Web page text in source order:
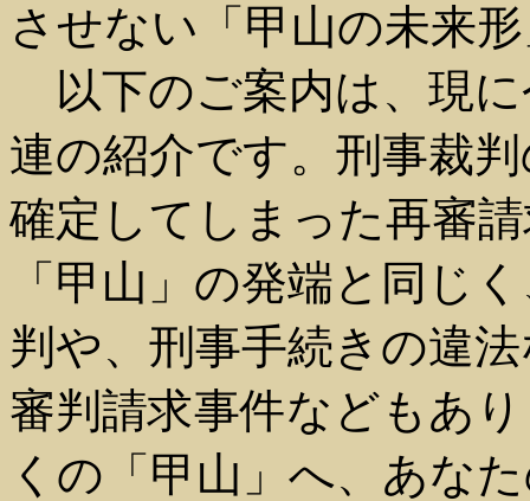
させない「甲山の未来
以下のご案内は、現
連の紹介です。刑事裁
確定してしまった再審
「甲山」の発端と同じ
判や、刑事手続きの違
審判請求事件などもあ
くの「甲山」へ、あな